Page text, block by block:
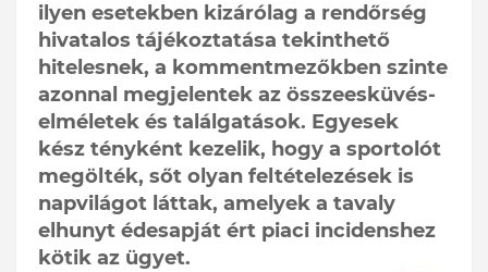
ilyen esetekben kizárólag a rendőrség
hivatalos tájékoztatása tekinthető
hitelesnek, a kommentmezőkben szinte
azonnal megjelentek az összeesküvés-
elméletek és találgatások. Egyesek
kész tényként kezelik, hogy a sportolót
megölték, sőt olyan feltételezések is
napvilágot láttak, amelyek a tavaly
elhunyt édesapját ért piaci incidenshez
kötik az ügyet.